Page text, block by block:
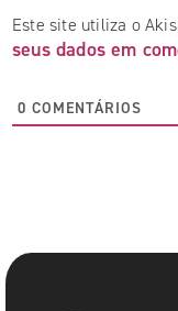
Este site utiliza o
seus dados em
0 COMENTÁRIOS